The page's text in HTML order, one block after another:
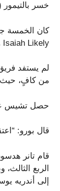
خسر بالتيمور (6-6) ثلاث تمريرات في الشوط الأول وقلب الكرة خمس مرات في
كان الخمسة
Isaiah Likely والمتلقي Zay Flowers.
من كافٍ، حيث احتفظوا بالكرة
حصل تشيس على سبعة
قال بورو:
إلى أندريه